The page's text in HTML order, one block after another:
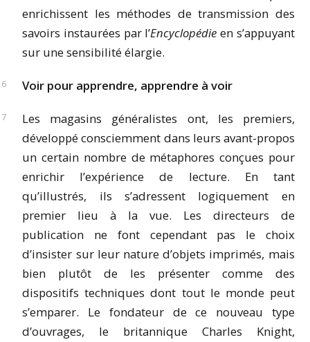
enrichissent les méthodes de transmission des
savoirs instaurées par l’Encyclopédie en s’appuyant
sur une sensibilité élargie.
Voir pour apprendre, apprendre à voir
Les magasins généralistes ont, les premiers,
développé consciemment dans leurs avant-propos
un certain nombre de métaphores conçues pour
enrichir l’expérience de lecture. En tant
qu’illustrés, ils s’adressent logiquement en
premier lieu à la vue. Les directeurs de
publication ne font cependant pas le choix
d’insister sur leur nature d’objets imprimés, mais
bien plutôt de les présenter comme des
dispositifs techniques dont tout le monde peut
s’emparer. Le fondateur de ce nouveau type
d’ouvrages, le britannique Charles Knight,